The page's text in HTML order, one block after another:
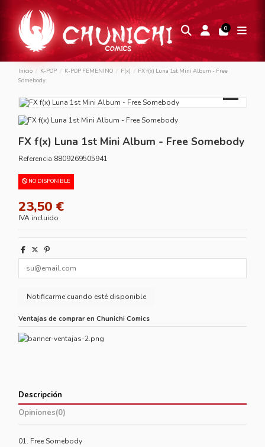
0
Inicio K-POP K-POP FEMENINO F(x)
FX f(x) Luna 1st Mini Album - Free
Somebody
FX f(x) Luna 1st Mini Album - Free Somebody
Referencia 8809269505941
NO DISPONIBLE
23,50 €
IVA incluido
Ventajas de comprar en Chunichi Comics
Descripción
Opiniones(0)
01. Free Somebody